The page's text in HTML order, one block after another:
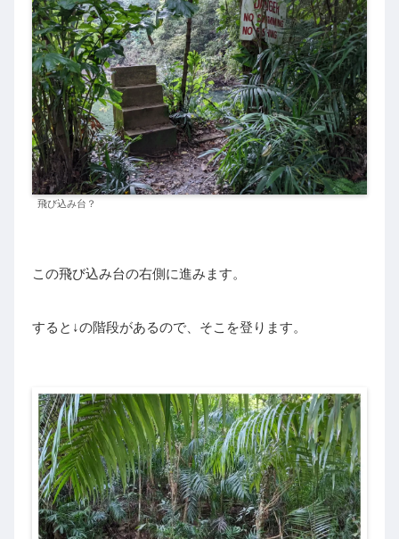
飛び込み台？
この飛び込み台の右側に進みます。
すると↓の階段があるので、そこを登ります。